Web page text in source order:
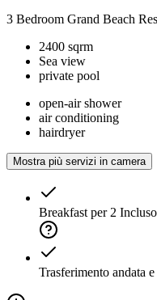
3 Bedroom Grand Beach
2400 sqrm
Sea view
private pool
open-air shower
air conditioning
hairdryer
Mostra più servizi in camera
Breakfast per 2 Incluso
Trasferimento andata